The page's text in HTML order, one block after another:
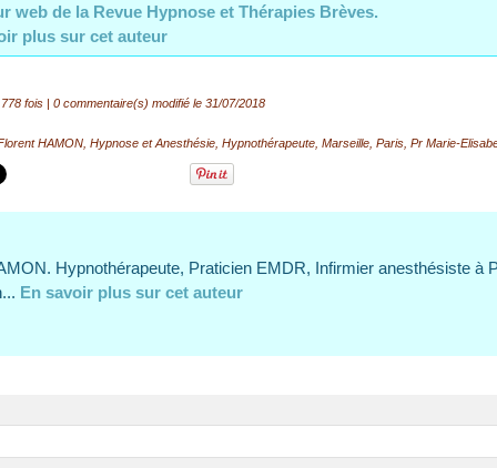
web de la Revue Hypnose et Thérapies Brèves.
plus sur cet auteur
fois | 0 commentaire(s) modifié le 31/07/2018
HAMON Hypnose et Anesthésie Hypnothérapeute Marseille Paris Pr Marie-
Hypnothérapeute, Praticien EMDR, Infirmier anesthésiste à
En savoir plus sur cet auteur